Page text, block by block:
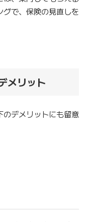
で、保険の見直しを
メリット
デメリットにも留意